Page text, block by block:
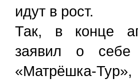
идут в рост.
Так, в конце
заявил о себе
«Матрёшка-